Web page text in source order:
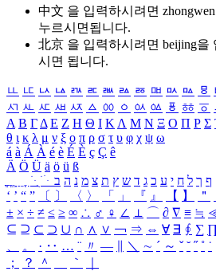
中文 을 입력하시려면 zhongwen
누르시면됩니다.
北京 을 입력하시려면 beijing을
시면 됩니다.
ㅥ ㅦ ㅧ ㅨ ㅩ ㅪ ㅫ ㅬ ㅭ ㅮ ㅯ ㅰ ㅱ
ㅺ ㅻ ㅼ ㅽ ㅾ ㅿ ㆀ ㆁ ㆂ ㆃ ㆄ ㆅ ㆆ
Α Β ΓΔ Ε Ζ Η Θ Ι ΚΛ Μ Ν Ξ Ο Π Ρ Σ
θ ι κ λ μ ν ξ ο π ρ σ τ υ φ χ ψ ω
á à Á À é è É È ç Ç ê
Ä Ö Ü ä ö ü ß
ִֶֹ ֻּ ׁׂ ף ך ל ח י ע כ ג ד ש ץ ת צ מ נ ה ב
‘ ’ “ ” 〔 〕 〈 〉 「 」 『 』 【 】 ＂
± × ÷ ≠ ≤ ≥ ∞ ∴ ♂ ♀ ∠ ⊥ ⌒ ∂ ∇ ≡ ≒
⊆ ⊇ ⊂ ⊃ ∪ ∩ ∧ ∨ ￢ ⇒ ⇔ ∀ ∃ ∮ ∑
、
。 · ‥ … ¨ 〃 ― ＼ ∼ ´ ～ ˇ ˘ ˝ ˚ ˙
；
？ ＾ ｀